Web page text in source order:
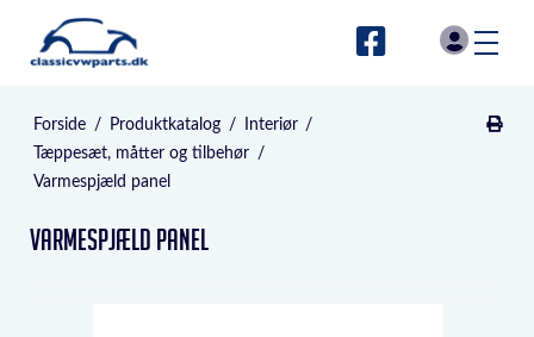
Forside / Produktkatalog / Interiør /
Tæppesæt, måtter og tilbehør /
Varmespjæld panel
Varmespjæld panel